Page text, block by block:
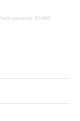
presents: B1980